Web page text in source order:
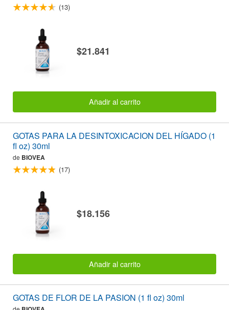
(13)
$21.841
Añadir al carrito
GOTAS PARA LA DESINTOXICACION DEL HÍGADO (1
fl oz) 30ml
de BIOVEA
(17)
$18.156
Añadir al carrito
GOTAS DE FLOR DE LA PASION (1 fl oz) 30ml